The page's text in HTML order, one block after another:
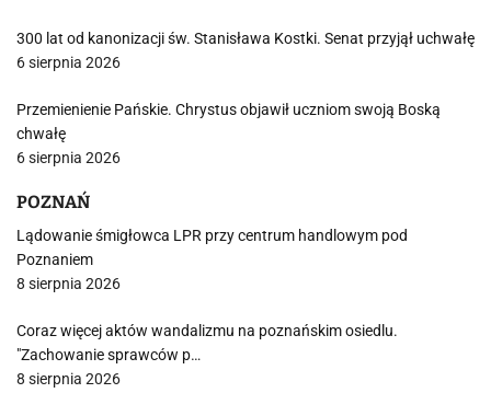
300 lat od kanonizacji św. Stanisława Kostki. Senat przyjął uchwałę
6 sierpnia 2026
Przemienienie Pańskie. Chrystus objawił uczniom swoją Boską
chwałę
6 sierpnia 2026
POZNAŃ
Lądowanie śmigłowca LPR przy centrum handlowym pod
Poznaniem
8 sierpnia 2026
Coraz więcej aktów wandalizmu na poznańskim osiedlu.
"Zachowanie sprawców p…
8 sierpnia 2026